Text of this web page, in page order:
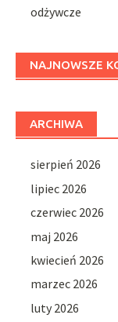
odżywcze
NAJNOWSZE
ARCHIWA
sierpień 2026
lipiec 2026
czerwiec 2026
maj 2026
kwiecień 2026
marzec 2026
luty 2026